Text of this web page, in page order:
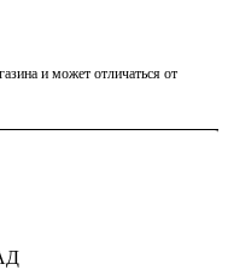
и может отличаться от